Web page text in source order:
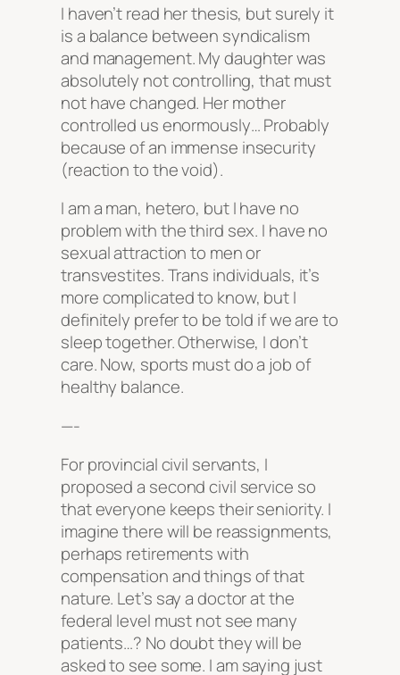
I haven’t read her thesis, but surely it
is a balance between syndicalism
and management. My daughter was
absolutely not controlling, that must
not have changed. Her mother
controlled us enormously… Probably
because of an immense insecurity
(reaction to the void).
I am a man, hetero, but I have no
problem with the third sex. I have no
sexual attraction to men or
transvestites. Trans individuals, it’s
more complicated to know, but I
definitely prefer to be told if we are to
sleep together. Otherwise, I don’t
care. Now, sports must do a job of
healthy balance.
—-
For provincial civil servants, I
proposed a second civil service so
that everyone keeps their seniority. I
imagine there will be reassignments,
perhaps retirements with
compensation and things of that
nature. Let’s say a doctor at the
federal level must not see many
patients…? No doubt they will be
asked to see some. I am saying just